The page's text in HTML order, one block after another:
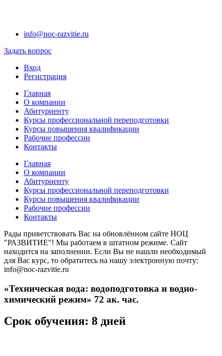
info@noc-razvitie.ru
Задать вопрос
Вход
Регистрация
Главная
О компании
Абитуриенту
Курсы профессиональной переподготовки
Курсы повышения квалификации
Рабочие профессии
Контакты
Главная
О компании
Абитуриенту
Курсы профессиональной переподготовки
Курсы повышения квалификации
Рабочие профессии
Контакты
Рады приветствовать Вас на обновлённом сайте НОЦ
"РАЗВИТИЕ"! Мы работаем в штатном режиме. Сайт
находится на заполнении. Если Вы не нашли необходимый
для Вас курс, то обратитесь на нашу электронную почту:
info@noc-razvitie.ru
«Техническая вода: водоподготовка и водно-
химический режим» 72 ак. час.
Срок обучения: 8 дней